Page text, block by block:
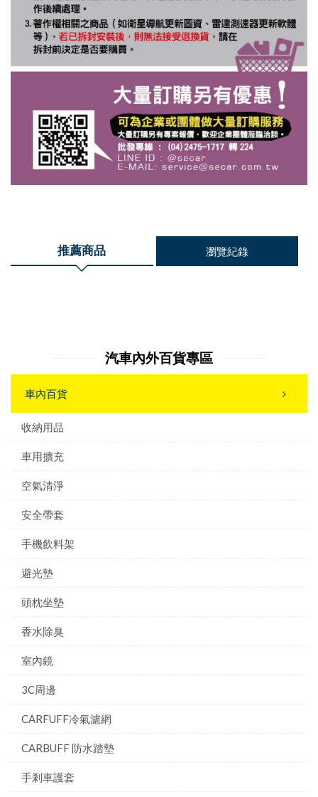
推薦商品 瀏覽紀錄
汽車內外百貨專區
車內百貨
收納用品
車用擴充
空氣清淨
安全帶套
手機飲料架
避光墊
頭枕坐墊
香水除臭
室內鏡
3C周邊
CARFUFF冷氣濾網
CARBUFF 防水踏墊
手剎車護套